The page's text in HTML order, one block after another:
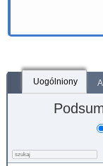
Uogólniony